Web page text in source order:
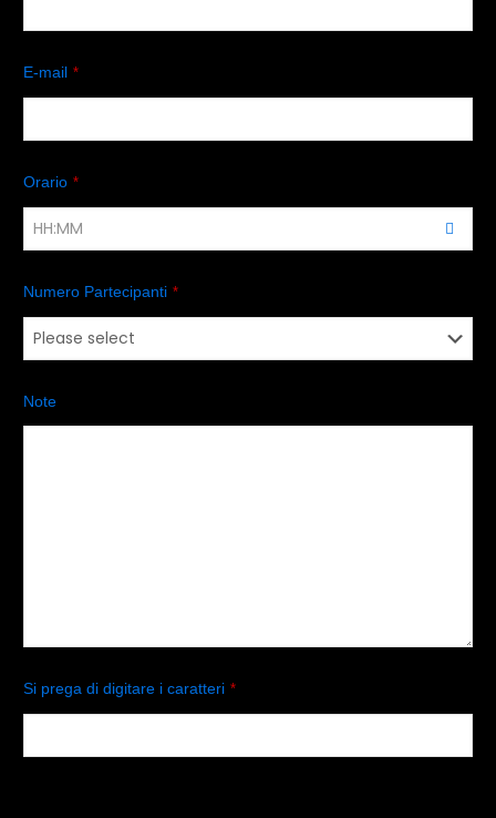
E-mail *
Orario *
Numero Partecipanti *
Note
Si prega di digitare i caratteri *